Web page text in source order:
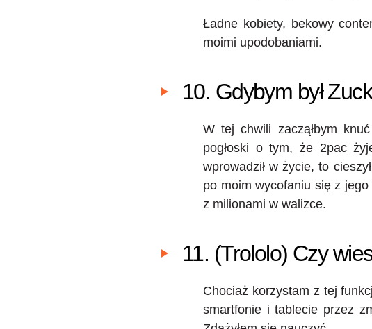
Ładne kobiety, bekowy
moimi upodobaniami.
10. Gdybym był
W tej chwili zacząłbym
pogłoski o tym, że 2pac
wprowadził w życie, to
po moim wycofaniu się z
z milionami w walizce.
11. (Trololo) Czy
Chociaż korzystam z tej
smartfonie i tablecie przez